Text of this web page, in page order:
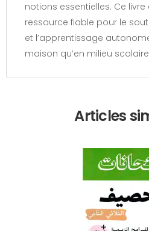
notions essentielles. Ce
ressource fiable pour le
et l’apprentissage
maison qu’en milieu
Articles